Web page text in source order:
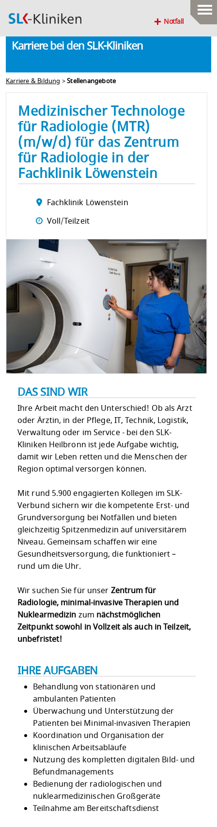
Notfall
Karriere bei den SLK-Kliniken
Karriere & Bildung >Stellenangebote
Medizinischer Technologe
für Radiologie (MTR)
(m/w/d) für das Zentrum
für Radiologie in der
Fachklinik Löwenstein
Fachklinik Löwenstein
Voll/Teilzeit
DAS SIND WIR
Ihre Arbeit macht den Unterschied! Ob als Arzt
oder Ärztin, in der Pflege, IT, Technik, Logistik,
Verwaltung oder im Service - bei den SLK-
Kliniken Heilbronn ist jede Aufgabe wichtig,
damit wir Leben retten und die Menschen der
Region optimal versorgen können.
Mit rund 5.900 engagierten Kollegen im SLK-
Verbund sichern wir die kompetente Erst- und
Grundversorgung bei Notfällen und bieten
gleichzeitig Spitzenmedizin auf universitärem
Niveau. Gemeinsam schaffen wir eine
Gesundheitsversorgung, die funktioniert –
rund um die Uhr.
Wir suchen Sie für unser Zentrum für
Radiologie, minimal-invasive Therapien und
Nuklearmedizin zum nächstmöglichen
Zeitpunkt sowohl in Vollzeit als auch in Teilzeit,
unbefristet!
IHRE AUFGABEN
Behandlung von stationären und
ambulanten Patienten
Überwachung und Unterstützung der
Patienten bei Minimal-invasiven Therapien
Koordination und Organisation der
klinischen Arbeitsabläufe
Nutzung des kompletten digitalen Bild- und
Befundmanagements
Bedienung der radiologischen und
nuklearmedizinischen Großgeräte
Teilnahme am Bereitschaftsdienst